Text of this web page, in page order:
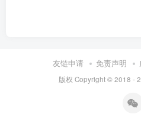
友链申请 免责声明
版权 Copyright © 2018 -